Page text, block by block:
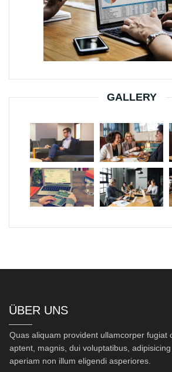
GALLERY
ÜBER UNS
Quas aliquam provident ullamcorper fugiat
aptent, magnis, dui voluptatibus,
aperiam non illum eligendi asperiores.